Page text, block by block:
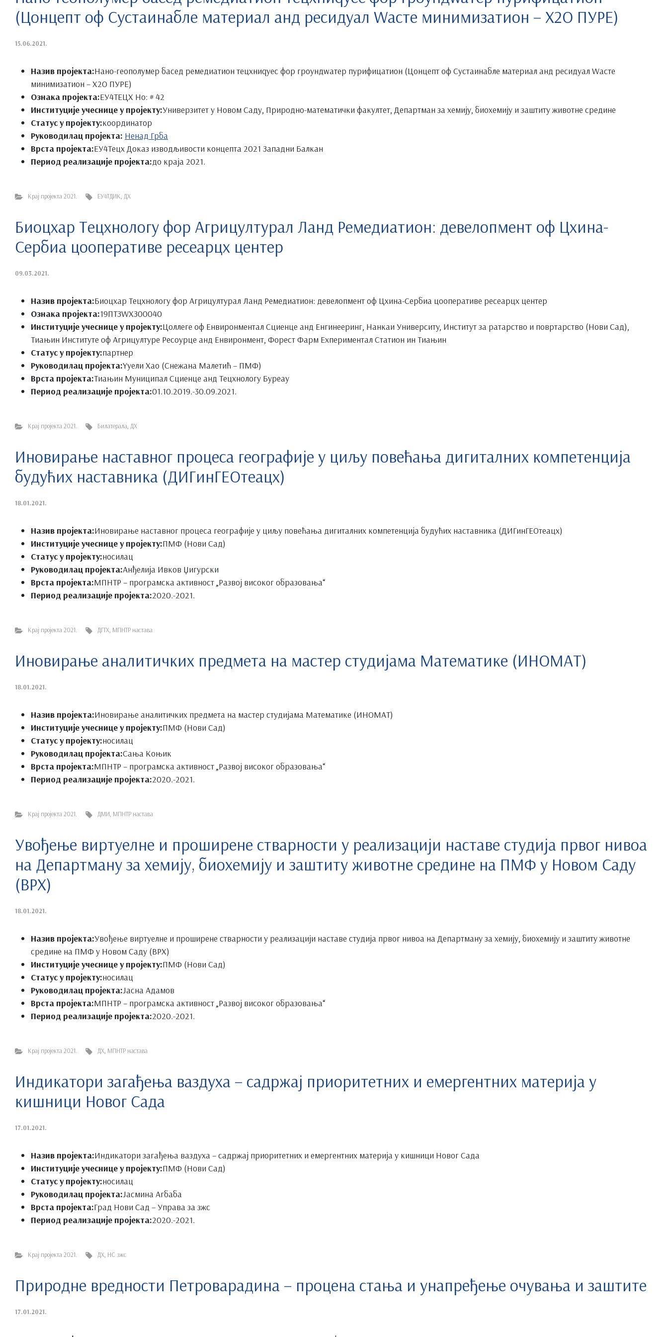
(Цонцепт оф Сустаинабле материал анд ресидуал Wасте минимизатион – Х2О ПУРЕ)
15.06.2021.
Назив пројекта:Нано-геополyмер басед ремедиатион тецхниqуес фор гроундwатер пурифицатион (Цонцепт оф Сустаинабле материал анд ресидуал Wасте
минимизатион – Х2О ПУРЕ)
Ознака пројекта:ЕУ4ТЕЦХ Но: # 42
Институције учеснице у пројекту:Универзитет у Новом Саду, Природно-математички факултет, Департман за хемију, биохемију и заштиту животне средине
Статус у пројекту:координатор
Руководилац пројекта: Ненад Грба
Врста пројекта:ЕУ4Тецх Доказ изводљивости концепта 2021 Западни Балкан
Период реализације пројекта:до краја 2021.
Крај пројекта 2021. ЕУ4ТДИК ДХ
Биоцхар Тецхнологy фор Агрицултурал Ланд Ремедиатион: девелопмент оф Цхина-
Сербиа цооперативе ресеарцх центер
09.03.2021.
Назив пројекта:Биоцхар Тецхнологy фор Агрицултурал Ланд Ремедиатион: девелопмент оф Цхина-Сербиа цооперативе ресеарцх центер
Ознака пројекта:19ПТЗWХЗ00040
Институције учеснице у пројекту:Цоллеге оф Енвиронментал Сциенце анд Енгинееринг, Нанкаи Университy, Институт за ратарство и повртарство (Нови Сад),
Тиањин Институте оф Агрицултуре Ресоурце анд Енвиронмент, Форест Фарм Еxпериментал Статион ин Тиањин
Статус у пројекту:партнер
Руководилац пројекта:Yуели Хао (Снежана Малетић – ПМФ)
Врста пројекта:Тиањин Муниципал Сциенце анд Тецхнологy Буреау
Период реализације пројекта:01.10.2019.-30.09.2021.
Крај пројекта 2021. Билатерала ДХ
Иновирање наставног процеса географије у циљу повећања дигиталних компетенција
будућих наставника (ДИГинГЕОтеацх)
18.01.2021.
Назив пројекта:Иновирање наставног процеса географије у циљу повећања дигиталних компетенција будућих наставника (ДИГинГЕОтеацх)
Институције учеснице у пројекту:ПМФ (Нови Сад)
Статус у пројекту:носилац
Руководилац пројекта:Анђелија Ивков Џигурски
Врста пројекта:МПНТР – програмска активност „Развој високог образовања“
Период реализације пројекта:2020.-2021.
Крај пројекта 2021. ДГТХ МПНТР настава
Иновирање аналитичких предмета на мастер студијама Математике (ИНОМАТ)
18.01.2021.
Назив пројекта:Иновирање аналитичких предмета на мастер студијама Математике (ИНОМАТ)
Институције учеснице у пројекту:ПМФ (Нови Сад)
Статус у пројекту:носилац
Руководилац пројекта:Сања Коњик
Врста пројекта:МПНТР – програмска активност „Развој високог образовања“
Период реализације пројекта:2020.-2021.
Крај пројекта 2021. ДМИ МПНТР настава
Увођење виртуелне и проширене стварности у реализацији наставе студија првог нивоа
на Департману за хемију, биохемију и заштиту животне средине на ПМФ у Новом Саду
(ВРХ)
18.01.2021.
Назив пројекта:Увођење виртуелне и проширене стварности у реализацији наставе студија првог нивоа на Департману за хемију, биохемију и заштиту животне
средине на ПМФ у Новом Саду (ВРХ)
Институције учеснице у пројекту:ПМФ (Нови Сад)
Статус у пројекту:носилац
Руководилац пројекта:Јасна Адамов
Врста пројекта:МПНТР – програмска активност „Развој високог образовања“
Период реализације пројекта:2020.-2021.
Крај пројекта 2021. ДХ МПНТР настава
Индикатори загађења ваздуха – садржај приоритетних и емергентних материја у
кишници Новог Сада
17.01.2021.
Назив пројекта:Индикатори загађења ваздуха – садржај приоритетних и емергентних материја у кишници Новог Сада
Институције учеснице у пројекту:ПМФ (Нови Сад)
Статус у пројекту:носилац
Руководилац пројекта:Јасмина Агбаба
Врста пројекта:Град Нови Сад – Управа за зжс
Период реализације пројекта:2020.-2021.
Крај пројекта 2021. ДХ НС зжс
Природне вредности Петроварадина – процена стања и унапређење очувања и заштите
17.01.2021.